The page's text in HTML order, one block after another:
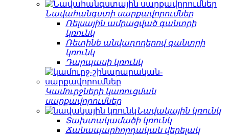
Նավահանգստի սարքավորումներ
Ռելսային ամրացված գանտրի
կռունկ
Ռետինե անվադողերով գանտրի
կռունկ
Դարպասի կռունկ
Կամուրջների կառուցման
սարքավորումներ
Նավակային կռունկ
Տախտակամածի կռունկ
Ճանապարհորդական վերելակ